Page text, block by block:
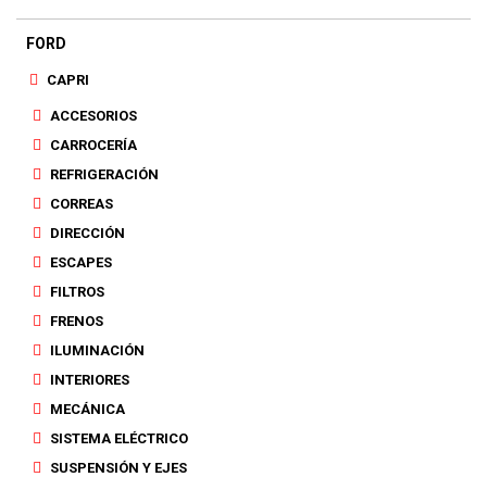
FORD
CAPRI
ACCESORIOS
CARROCERÍA
REFRIGERACIÓN
CORREAS
DIRECCIÓN
ESCAPES
FILTROS
FRENOS
ILUMINACIÓN
INTERIORES
MECÁNICA
SISTEMA ELÉCTRICO
SUSPENSIÓN Y EJES